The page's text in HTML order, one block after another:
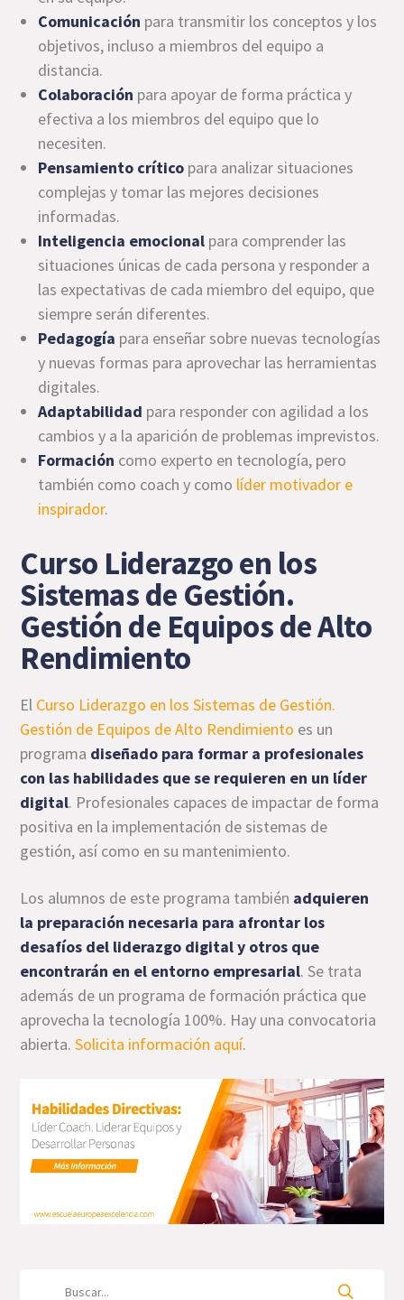
Comunicación para transmitir los conceptos y los
objetivos, incluso a miembros del equipo a
distancia.
Colaboración para apoyar de forma práctica y
efectiva a los miembros del equipo que lo
necesiten.
Pensamiento crítico para analizar situaciones
complejas y tomar las mejores decisiones
informadas.
Inteligencia emocional para comprender las
situaciones únicas de cada persona y responder a
las expectativas de cada miembro del equipo, que
siempre serán diferentes.
Pedagogía para enseñar sobre nuevas tecnologías
y nuevas formas para aprovechar las herramientas
digitales.
Adaptabilidad para responder con agilidad a los
cambios y a la aparición de problemas imprevistos.
Formación como experto en tecnología, pero
también como coach y como líder motivador e
inspirador.
Curso Liderazgo en los
Sistemas de Gestión.
Gestión de Equipos de Alto
Rendimiento
El Curso Liderazgo en los Sistemas de Gestión.
Gestión de Equipos de Alto Rendimiento es un
programa diseñado para formar a profesionales
con las habilidades que se requieren en un líder
digital. Profesionales capaces de impactar de forma
positiva en la implementación de sistemas de
gestión, así como en su mantenimiento.
Los alumnos de este programa también adquieren
la preparación necesaria para afrontar los
desafíos del liderazgo digital y otros que
encontrarán en el entorno empresarial. Se trata
además de un programa de formación práctica que
aprovecha la tecnología 100%. Hay una convocatoria
abierta.Solicita información aquí.